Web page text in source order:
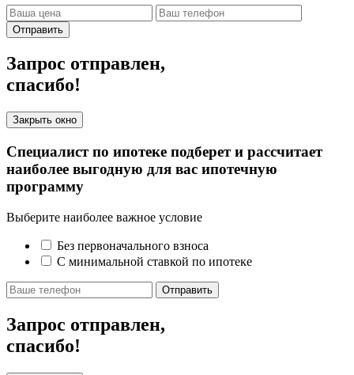
Отправить
Запрос отправлен,
спасибо!
Закрыть окно
Специалист по ипотеке подберет и рассчитает
наиболее выгодную для вас ипотечную
программу
Выберите наиболее важное условие
Без первоначального взноса
С минимальной ставкой по ипотеке
Отправить
Запрос отправлен,
спасибо!